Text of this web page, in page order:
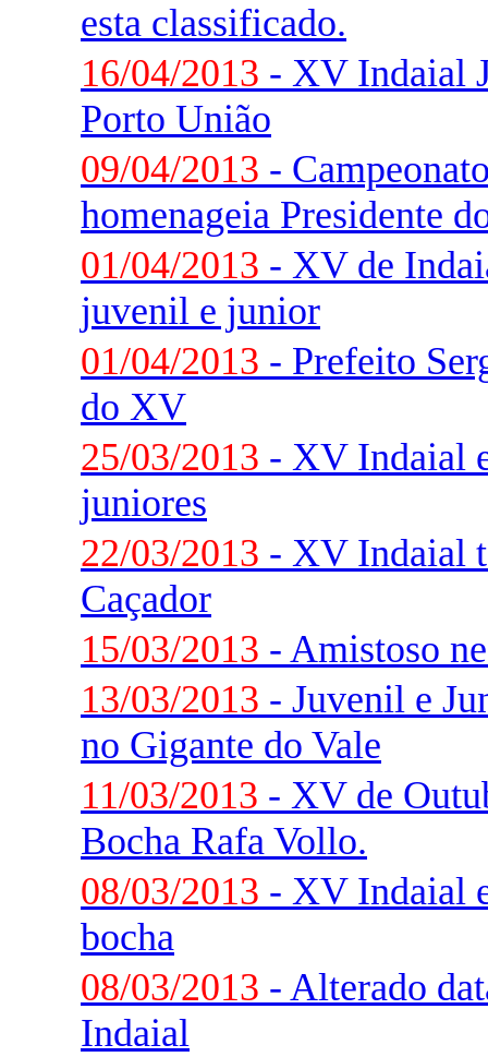
esta classificado.
16/04/2013 - XV Indaial
Porto União
09/04/2013 -
homenageia Presidente
01/04/2013 - XV de
juvenil e junior
01/04/2013 - Prefeito
do XV
25/03/2013 - XV Indaial
juniores
22/03/2013 - XV Indaial
Caçador
15/03/2013 - Amistoso
13/03/2013 - Juvenil e
no Gigante do Vale
11/03/2013 - XV de
Bocha Rafa Vollo.
08/03/2013 - XV Indaial
bocha
08/03/2013 - Alterado
Indaial